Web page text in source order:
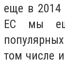
еще в 2014
ЕС мы
том числе